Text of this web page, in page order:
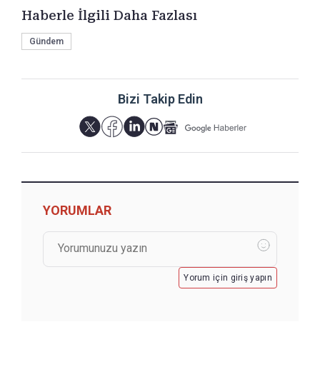
Haberle İlgili Daha Fazlası
Gündem
Bizi Takip Edin
YORUMLAR
Yorum için giriş yapın